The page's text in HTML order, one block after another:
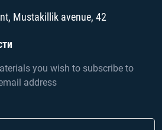
Mustakillik avenue, 42
you wish to subscribe to
address